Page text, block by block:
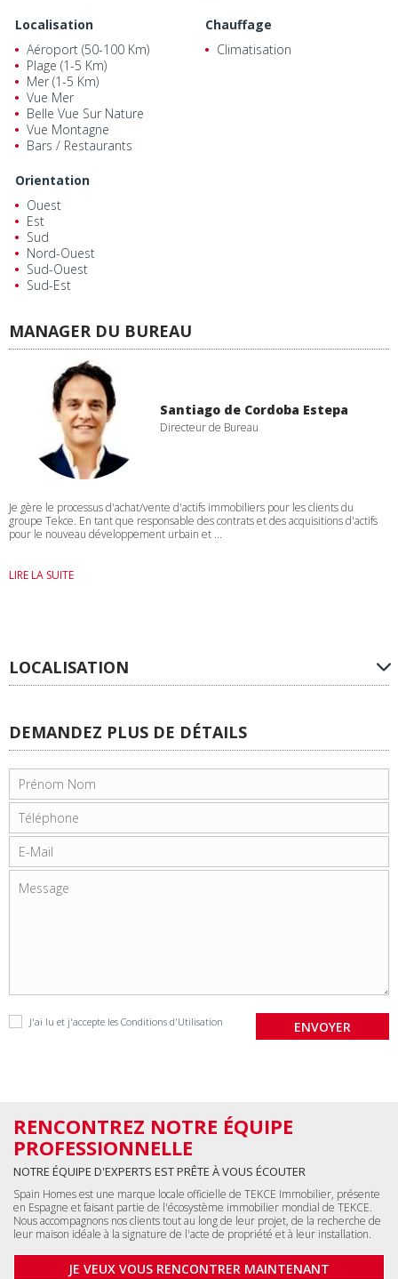
Localisation
Aéroport (50-100 Km)
Plage (1-5 Km)
Mer (1-5 Km)
Vue Mer
Belle Vue Sur Nature
Vue Montagne
Bars / Restaurants
Chauffage
Climatisation
Orientation
Ouest
Est
Sud
Nord-Ouest
Sud-Ouest
Sud-Est
MANAGER DU BUREAU
Santiago de Cordoba Estepa
Directeur de Bureau
Je gère le processus d'achat/vente d'actifs immobiliers pour les clients du
groupe Tekce. En tant que responsable des contrats et des acquisitions d'actifs
pour le nouveau développement urbain et ...
LIRE LA SUITE
LOCALISATION
DEMANDEZ PLUS DE DÉTAILS
J'ai lu et j'accepte les Conditions d'Utilisation
RENCONTREZ NOTRE ÉQUIPE
PROFESSIONNELLE
NOTRE ÉQUIPE D'EXPERTS EST PRÊTE À VOUS ÉCOUTER
Spain Homes est une marque locale officielle de TEKCE Immobilier, présente
en Espagne et faisant partie de l'écosystème immobilier mondial de TEKCE.
Nous accompagnons nos clients tout au long de leur projet, de la recherche de
leur maison idéale à la signature de l'acte de propriété et à leur installation.
JE VEUX VOUS RENCONTRER MAINTENANT